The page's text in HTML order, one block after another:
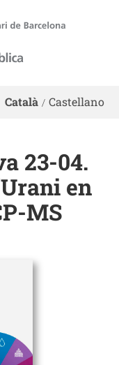
de Barcelona
Català Castellano
23-04.
en
MS